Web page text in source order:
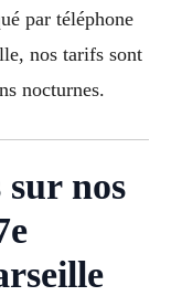
par téléphone
nos tarifs sont
nocturnes.
nos